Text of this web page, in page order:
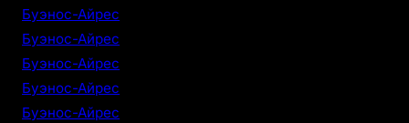
Буэнос-Айрес
Буэнос-Айрес
Буэнос-Айрес
Буэнос-Айрес
Буэнос-Айрес